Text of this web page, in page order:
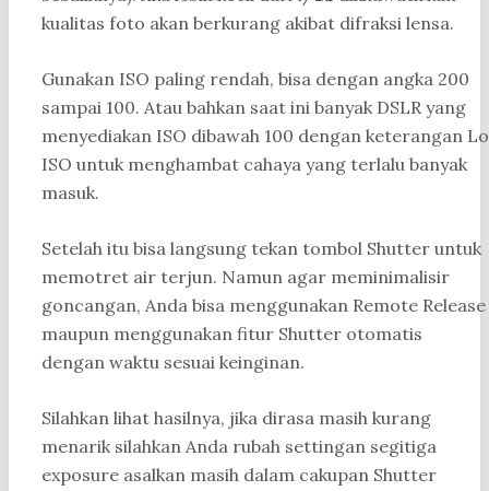
kualitas foto akan berkurang akibat difraksi lensa.
Gunakan ISO paling rendah, bisa dengan angka 200
sampai 100. Atau bahkan saat ini banyak DSLR yang
menyediakan ISO dibawah 100 dengan keterangan Lo
ISO untuk menghambat cahaya yang terlalu banyak
masuk.
Setelah itu bisa langsung tekan tombol Shutter untuk
memotret air terjun. Namun agar meminimalisir
goncangan, Anda bisa menggunakan Remote Release
maupun menggunakan fitur Shutter otomatis
dengan waktu sesuai keinginan.
Silahkan lihat hasilnya, jika dirasa masih kurang
menarik silahkan Anda rubah settingan segitiga
exposure asalkan masih dalam cakupan Shutter